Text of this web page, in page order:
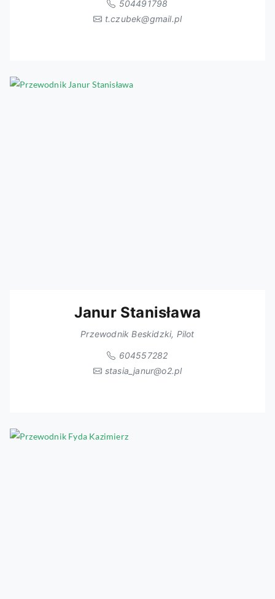
504491798
t.czubek@gmail.pl
Janur Stanisława
Przewodnik Beskidzki, Pilot
604557282
stasia_janur@o2.pl